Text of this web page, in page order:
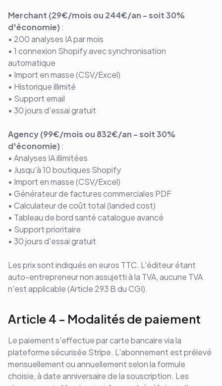
Merchant (29€/mois ou 244€/an - soit 30%
d'économie) :
• 200 analyses IA par mois
• 1 connexion Shopify avec synchronisation
automatique
• Import en masse (CSV/Excel)
• Historique illimité
• Support email
• 30 jours d'essai gratuit
Agency (99€/mois ou 832€/an - soit 30%
d'économie) :
• Analyses IA illimitées
• Jusqu'à 10 boutiques Shopify
• Import en masse (CSV/Excel)
• Générateur de factures commerciales PDF
• Calculateur de coût total (landed cost)
• Tableau de bord santé catalogue avancé
• Support prioritaire
• 30 jours d'essai gratuit
Les prix sont indiqués en euros TTC. L'éditeur étant
auto-entrepreneur non assujetti à la TVA, aucune TVA
n'est applicable (Article 293 B du CGI).
Article 4 - Modalités de paiement
Le paiement s'effectue par carte bancaire via la
plateforme sécurisée Stripe. L'abonnement est prélevé
mensuellement ou annuellement selon la formule
choisie, à date anniversaire de la souscription. Les